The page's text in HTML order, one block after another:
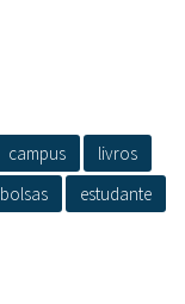
campus
livros
bolsas
estudante